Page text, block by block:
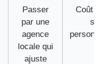
Passer
par une
agence
locale qui
ajuste
Coût